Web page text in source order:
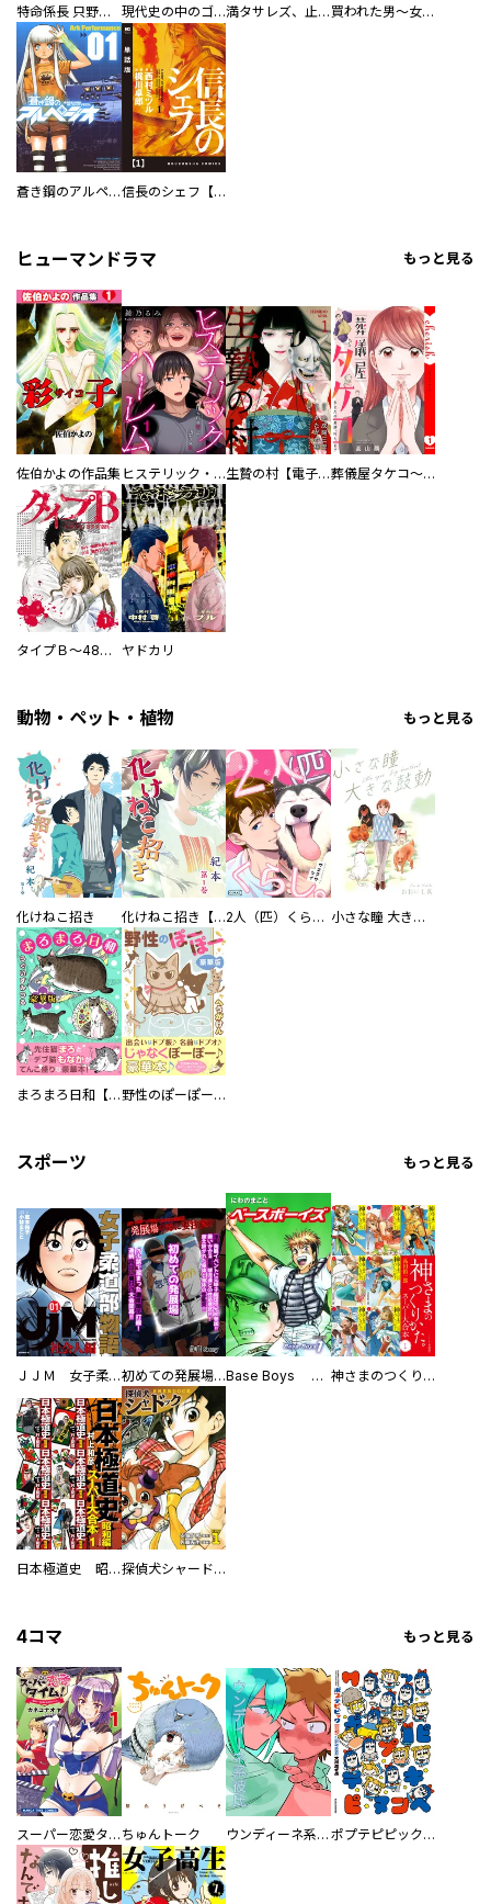
特命係長 只野仁ファイナル 愛蔵版 現代史の中のゴルゴ13 満タサレズ、止メラレズ 買われた男～女性限定快感セラピスト～【描き下ろしおまけ付き特装版】
蒼き鋼のアルペジオ 信長のシェフ【単話版】
ヒューマンドラマ もっと見る
佐伯かよの作品集 ヒステリック・ハーレム～搾られる男と堕ちる女～【電子単行本版】 生贄の村【電子単行本版】 葬儀屋タケコ～あなたの最期、叶えます【電子単行本版】
タイプＢ～48時間後、致死率100％～【単話】 ヤドカリ
動物・ペット・植物 もっと見る
化けねこ招き 化けねこ招き【描きおろし付合冊版】 2人（匹）くらし。 小さな瞳 大きな鼓動
まろまろ日和【豪華版】 野性のぽーぽー【豪華版】
スポーツ もっと見る
ＪＪＭ 女子柔道部物語 社会人編 初めての発展場 【白抜き修正版】 Base Boys 新装版 神さまのつくりかた。スーパー大合本
日本極道史 昭和編 スーパー大合本 探偵犬シャードック（新装版）
4コマ もっと見る
スーパー恋愛タイム！～現場でドＳな彼女は自宅でデレる～ ちゅんトーク ウンディーネ系彼氏 ポプテピピック SEASON EIGHT